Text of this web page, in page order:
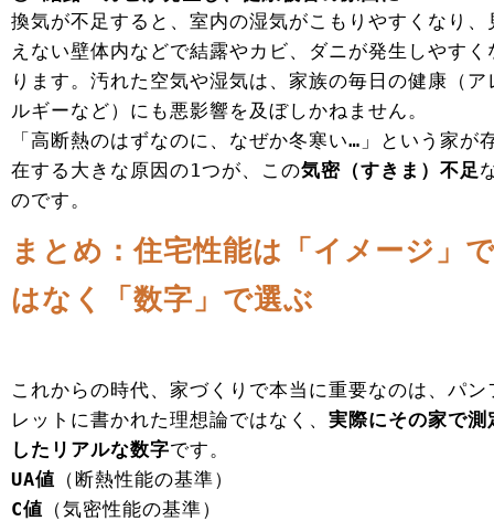
換気が不足すると、室内の湿気がこもりやすくなり、
えない壁体内などで結露やカビ、ダニが発生しやすく
ります。汚れた空気や湿気は、家族の毎日の健康（ア
ルギーなど）にも悪影響を及ぼしかねません。
「高断熱のはずなのに、なぜか冬寒い…」という家が
在する大きな原因の1つが、この気密（すきま）不足
のです。
まとめ：住宅性能は「イメージ」
はなく「数字」で選ぶ
これからの時代、家づくりで本当に重要なのは、パン
レットに書かれた理想論ではなく、 実際にその家で測
したリアルな数字です。
UA値 （断熱性能の基準）
C値 （気密性能の基準）